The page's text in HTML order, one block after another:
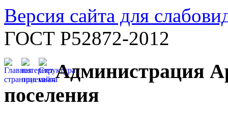
Версия сайта для
ГОСТ Р52872-2012
Администрация
поселения